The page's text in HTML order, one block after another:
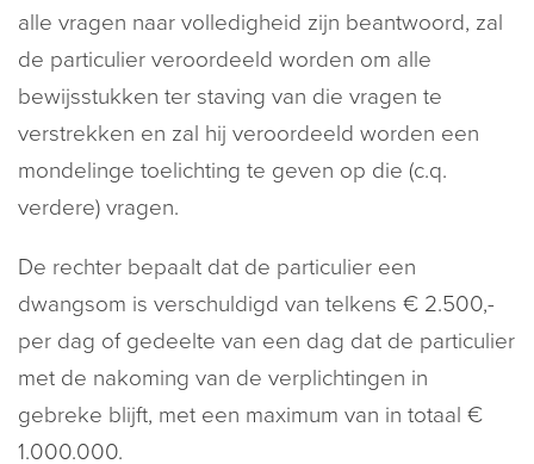
alle vragen naar volledigheid zijn beantwoord, zal
de particulier veroordeeld worden om alle
bewijsstukken ter staving van die vragen te
verstrekken en zal hij veroordeeld worden een
mondelinge toelichting te geven op die (c.q.
verdere) vragen.
De rechter bepaalt dat de particulier een
dwangsom is verschuldigd van telkens € 2.500,-
per dag of gedeelte van een dag dat de particulier
met de nakoming van de verplichtingen in
gebreke blijft, met een maximum van in totaal €
1.000.000.